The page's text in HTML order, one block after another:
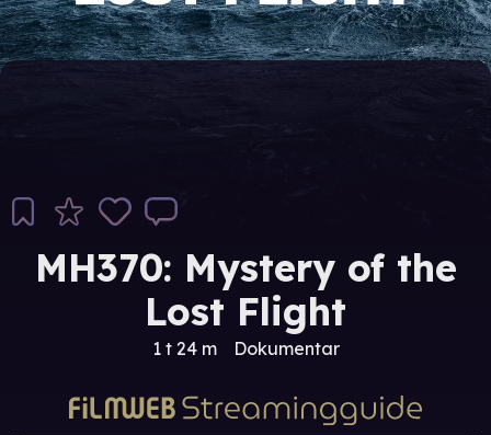
MH370: Mystery of the
Lost Flight
1 t 24 m Dokumentar